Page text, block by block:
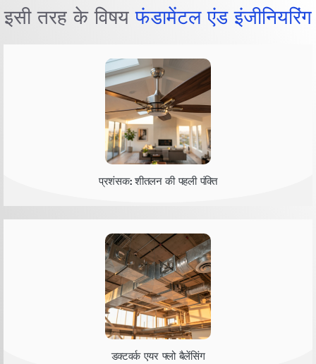
इसी तरह के विषयफंडामेंटल एंड इंजीनियरिंग
प्रशंसक: शीतलन की पहली पंक्ति
डक्टवर्क एयर फ्लो बैलेंसिंग